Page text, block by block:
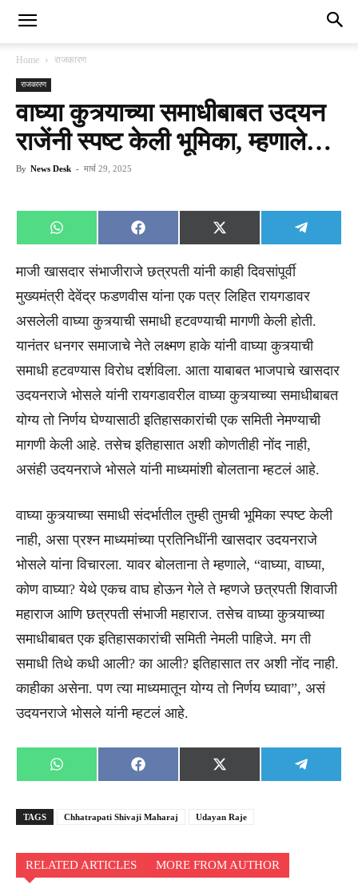
Home राजकारण
राजकारण
वाघ्या कुत्र्याच्या समाधीबाबत उदयन
राजेंनी स्पष्ट केली भूमिका, म्हणाले…
By News Desk - मार्च 29, 2025
Share
on
WhatsApp
Share
on
Facebook
Share
on
X
(Twitter)
Share
on
माजी खासदार संभाजीराजे छत्रपती यांनी काही दिवसांपूर्वी
मुख्यमंत्री देवेंद्र फडणवीस यांना एक पत्र लिहित रायगडावर
असलेली वाघ्या कुत्र्याची समाधी हटवण्याची मागणी केली होती.
यानंतर धनगर समाजाचे नेते लक्ष्मण हाके यांनी वाघ्या कुत्र्याची
समाधी हटवण्यास विरोध दर्शविला. आता याबाबत भाजपाचे खासदार
उदयनराजे भोसले यांनी रायगडावरील वाघ्या कुत्र्याच्या समाधीबाबत
योग्य तो निर्णय घेण्यासाठी इतिहासकारांची एक समिती नेमण्याची
मागणी केली आहे. तसेच इतिहासात अशी कोणतीही नोंद नाही,
असंही उदयनराजे भोसले यांनी माध्यमांशी बोलताना म्हटलं आहे.
वाघ्या कुत्र्याच्या समाधी संदर्भातील तुम्ही तुमची भूमिका स्पष्ट केली
नाही, असा प्रश्न माध्यमांच्या प्रतिनिधींनी खासदार उदयनराजे
भोसले यांना विचारला. यावर बोलताना ते म्हणाले, “वाघ्या, वाघ्या,
कोण वाघ्या? येथे एकच वाघ होऊन गेले ते म्हणजे छत्रपती शिवाजी
महाराज आणि छत्रपती संभाजी महाराज. तसेच वाघ्या कुत्र्याच्या
समाधीबाबत एक इतिहासकारांची समिती नेमली पाहिजे. मग ती
समाधी तिथे कधी आली? का आली? इतिहासात तर अशी नोंद नाही.
काहीका असेना. पण त्या माध्यमातून योग्य तो निर्णय घ्यावा”, असं
उदयनराजे भोसले यांनी म्हटलं आहे.
Share
on
WhatsApp
Share
on
Facebook
Share
on
X
(Twitter)
Share
on
TAGS Chhatrapati Shivaji Maharaj Udayan Raje
RELATED ARTICLES MORE FROM AUTHOR